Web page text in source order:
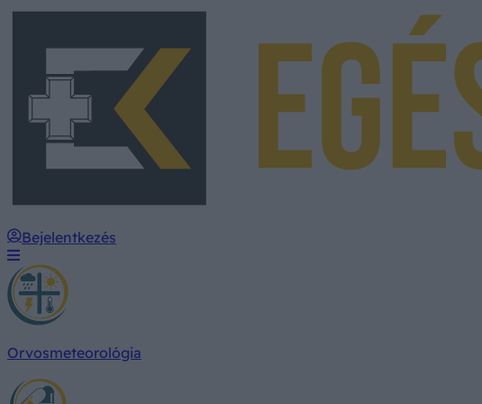
Bejelentkezés
Orvosmeteorológia